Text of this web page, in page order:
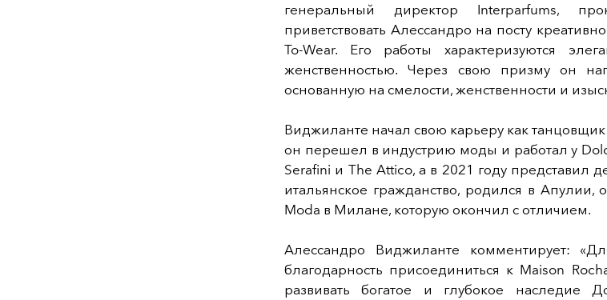
генеральный директор Interparfums,
приветствовать Алессандро на посту
To-Wear. Его работы характеризуются
женственностью. Через свою призму он
основанную на смелости, женственности и
Виджиланте начал свою карьеру как
он перешел в индустрию моды и работал у
Serafini и The Attico, а в 2021 году представил
итальянское гражданство, родился в Апулии,
Moda в Милане, которую окончил с отличием.
Алессандро Виджиланте комментирует:
благодарность присоединиться к Maison
развивать богатое и глубокое наследие